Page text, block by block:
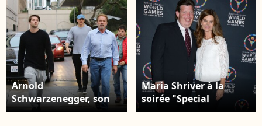
Arnold
Schwarzenegger, son
ex-épouse Maria
Maria Shriver à la
soirée "Special
Olympics Dance